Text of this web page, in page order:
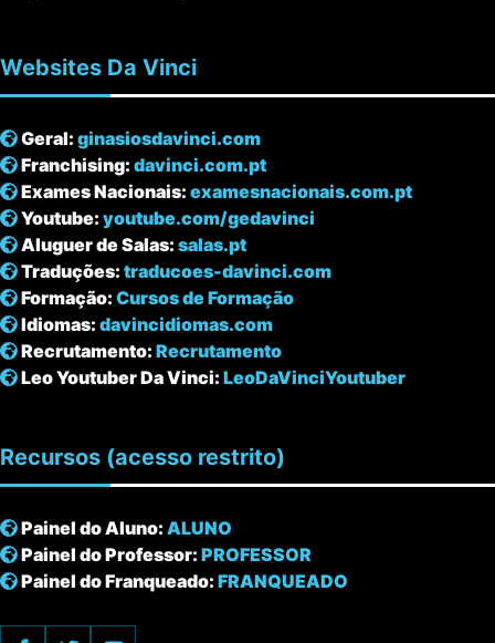
Websites Da Vinci
Geral: ginasiosdavinci.com
Franchising: davinci.com.pt
Exames Nacionais: examesnacionais.com.pt
Youtube: youtube.com/gedavinci
Aluguer de Salas: salas.pt
Traduções: traducoes-davinci.com
Formação: Cursos de Formação
Idiomas: davincidiomas.com
Recrutamento: Recrutamento
Leo Youtuber Da Vinci: LeoDaVinciYoutuber
Recursos (acesso restrito)
Painel do Aluno: ALUNO
Painel do Professor: PROFESSOR
Painel do Franqueado: FRANQUEADO